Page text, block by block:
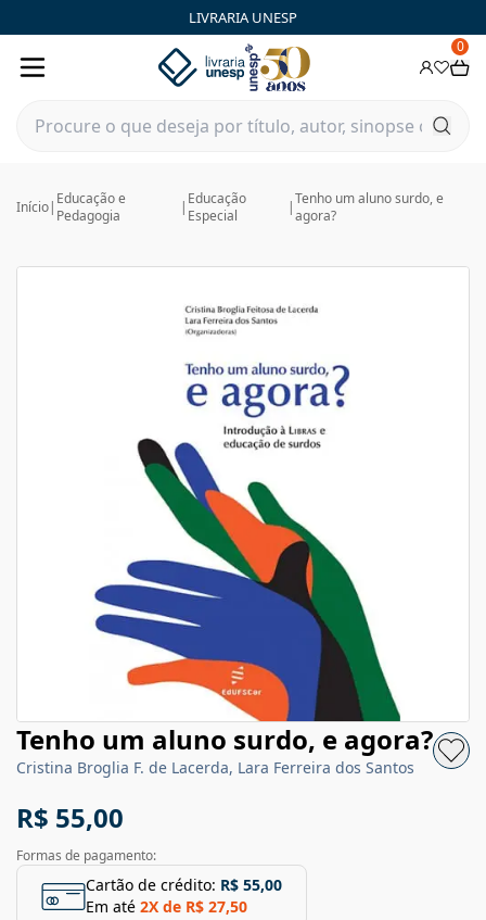
LIVRARIA UNESP
0
Início| Educação e
Pedagogia
| Educação
Especial
| Tenho um aluno surdo, e
agora?
Tenho um aluno surdo, e agora?
Cristina Broglia F. de Lacerda, Lara Ferreira dos Santos
R$ 55,00
Formas de pagamento:
Cartão de crédito: R$ 55,00
Em até 2X de R$ 27,50